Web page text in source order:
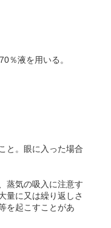
％液を用いる。
と。眼に入った場合
蒸気の吸入に注意す
量に又は繰り返しさ
を起こすことがあ